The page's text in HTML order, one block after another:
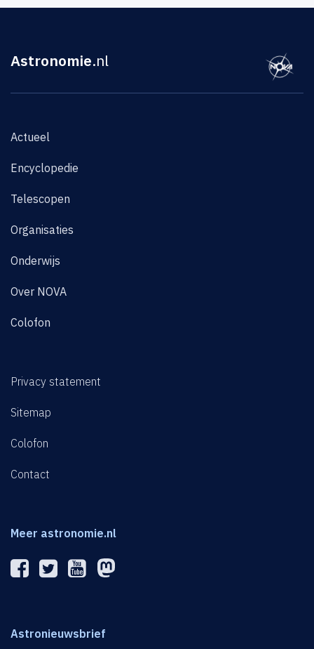
Astronomie.nl
Actueel
Encyclopedie
Telescopen
Organisaties
Onderwijs
Over NOVA
Colofon
Privacy statement
Sitemap
Colofon
Contact
Meer astronomie.nl
Astronieuwsbrief